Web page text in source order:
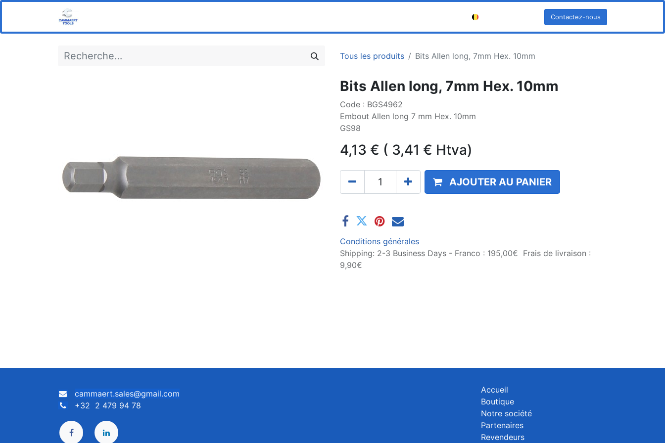
Contactez-nous
Tous les produits Bits Allen long, 7mm Hex. 10mm
Bits Allen long, 7mm Hex. 10mm
Code : BGS4962
Embout Allen long 7 mm Hex. 10mm
GS98
4,13 € ( 3,41 € Htva)
AJOUTER AU PANIER
Conditions générales
Shipping: 2-3 Business Days - Franco : 195,00€ Frais de livraison :
9,90€
cammaert.sales@gmail.com
+32 2 479 94 78
Accueil
Boutique
Notre société
Partenaires
Revendeurs